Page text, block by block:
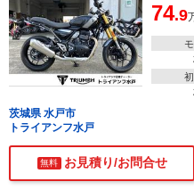
74.9
茨城県 水戸市
トライアンフ水戸
無料 お見積り/お問合せ